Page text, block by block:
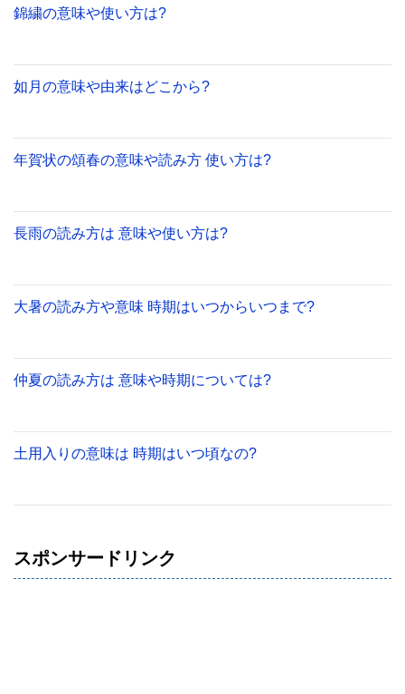
錦繍の意味や使い方は?
如月の意味や由来はどこから?
年賀状の頌春の意味や読み方 使い方は?
長雨の読み方は 意味や使い方は?
大暑の読み方や意味 時期はいつからいつまで?
仲夏の読み方は 意味や時期については?
土用入りの意味は 時期はいつ頃なの?
スポンサードリンク